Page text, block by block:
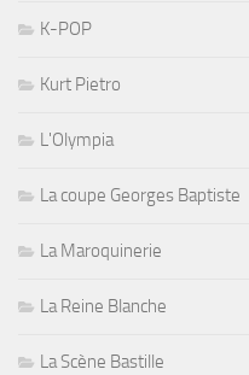
K-POP
Kurt Pietro
L'Olympia
La coupe Georges Baptiste
La Maroquinerie
La Reine Blanche
La Scène Bastille